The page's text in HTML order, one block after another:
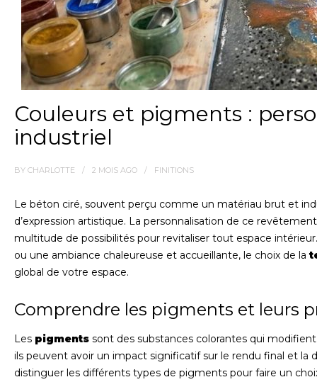
Couleurs et pigments :
industriel
BY CHARLOTTE 2 MOIS AGO FINITIONS
Le béton ciré, souvent perçu comme un matériau brut et
d’expression artistique. La personnalisation de ce
multitude de possibilités pour revitaliser tout espace
ou une ambiance chaleureuse et accueillante, le choix de la
global de votre espace.
Comprendre les pigments et leurs
Les pigments sont des substances colorantes qui modifient
ils peuvent avoir un impact significatif sur le rendu final et
distinguer les différents types de pigments pour faire un